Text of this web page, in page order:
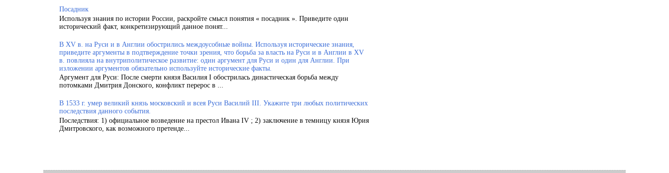
Посадник
Используя знания по истории России, раскройте смысл понятия « посадник ». Приведите один
исторический факт, конкретизирующий данное понят...
В XV в. на Руси и в Англии обострились междоусобные войны. Используя исторические знания,
приведите аргументы в подтверждение точки зрения, что борьба за власть на Руси и в Англии в XV
в. повлияла на внутриполитическое развитие: один аргумент для Руси и один для Англии. При
изложении аргументов обязательно используйте исторические факты.
Аргумент для Руси: После смерти князя Василия I обострилась династическая борьба между
потомками Дмитрия Донского, конфликт перерос в ...
В 1533 г. умер великий князь московский и всея Руси Василий III. Укажите три любых политических
последствия данного события.
Последствия: 1) официальное возведение на престол Ивана IV ; 2) заключение в темницу князя Юрия
Дмитровского, как возможного претенде...